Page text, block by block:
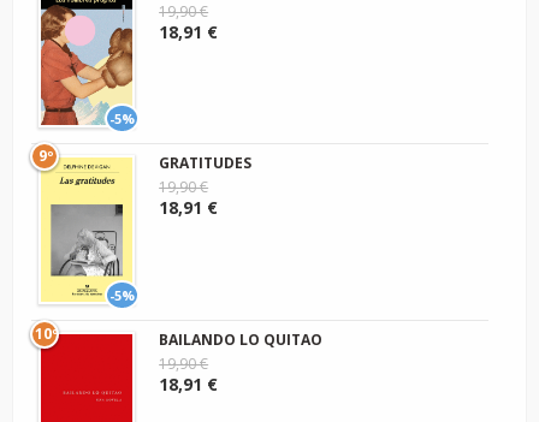
-5%
19,90 €
18,91 €
-5%
9º
GRATITUDES
19,90 €
18,91 €
10º
BAILANDO LO QUITAO
19,90 €
18,91 €